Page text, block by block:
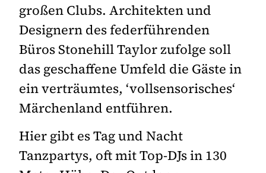
großen Clubs. Architekten und
Designern des federführenden
Büros Stonehill Taylor zufolge soll
das geschaffene Umfeld die Gäste in
ein verträumtes, ‘vollsensorisches‘
Märchenland entführen.
Hier gibt es Tag und Nacht
Tanzpartys, oft mit Top-DJs in 130